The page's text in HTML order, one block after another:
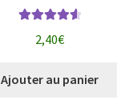
sur 5
2,40€
Ajouter au panier